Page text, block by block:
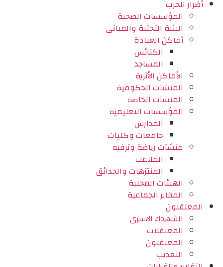
أضرار الحرب
المؤسسات الصحية
البنية التحتية والمباني
أماكن العبادة
الكنائس
المساجد
الأماكن الأثرية
المنشآت الحكومية
المنشآت الخاصة
المؤسسات التعليمية
المدارس
جامعات وكليات
منشآت رياضة وترفيه
الملاعب
المنتزهات والحدائق
الهيئات المحلية
المقابر الجماعية
المعتقلون
الشهداء الاسرى
المعتقلات
المعتقلون
التعذيب